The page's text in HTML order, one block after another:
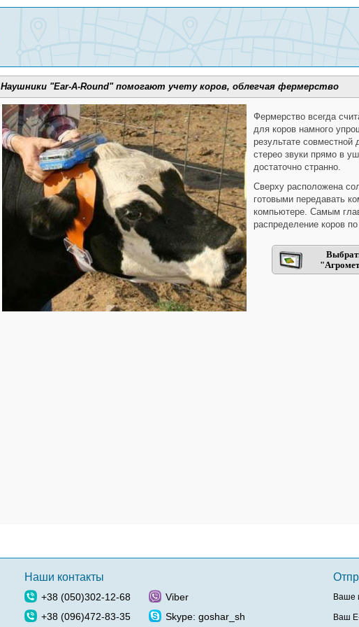
Наушники "Ear-A-Round" помогают учету коров, облегчая фермерство
Фермерство всегда
для коров намного
результате
стерео звуки прямо в
достаточно странно.
Сверху расположена
готовыми передавать
компьютере. Самым
распределение коров
Наши контакты
+38 (050)302-12-68
+38 (096)472-83-35
Viber
Skype: goshar_sh
Ваше
Ваш